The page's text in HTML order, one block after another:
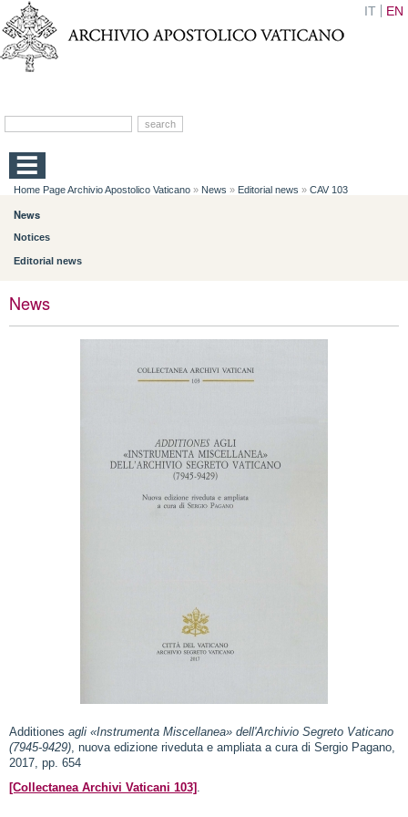
IT EN
Home Page Archivio Apostolico Vaticano » News » Editorial news » CAV 103
News
Notices
Editorial news
News
Additiones agli «Instrumenta Miscellanea» dell'Archivio Segreto Vaticano
(7945-9429), nuova edizione riveduta e ampliata a cura di Sergio Pagano,
2017, pp. 654
[Collectanea Archivi Vaticani 103] .